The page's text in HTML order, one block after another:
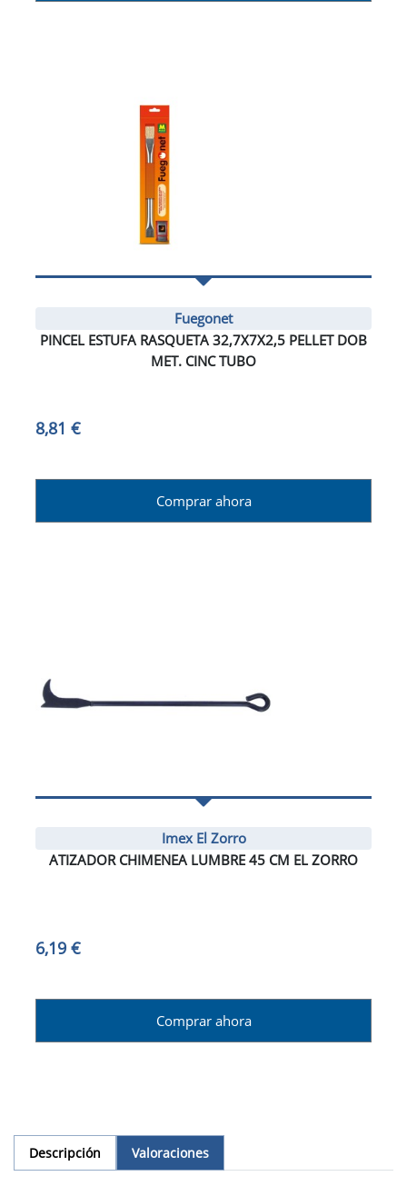
Fuegonet
PINCEL ESTUFA RASQUETA 32,7X7X2,5 PELLET DOB
MET. CINC TUBO
8,81 €
Comprar ahora
Imex El Zorro
ATIZADOR CHIMENEA LUMBRE 45 CM EL ZORRO
6,19 €
Comprar ahora
Descripción Valoraciones